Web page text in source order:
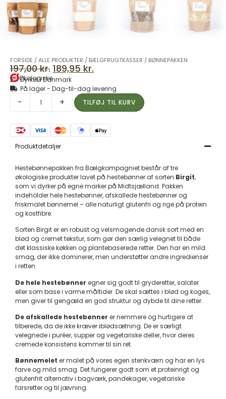
FORSIDE /ALLE PRODUKTER / BÆLGFRUGTKASSER / BØNNEPAKKEN
197,00kr. 189,95 kr.
Økologiske
Dyrket i Danmark
På lager - Dag-til-dag levering
- + TILFØJ TIL KURV
Produktdetaljer
Hestebønnepakken fra Bælgkompagniet består af tre
økologiske produkter lavet på hestebønner af sorten Birgit,
som vi dyrker på egne marker på Midtsjælland. Pakken
indeholder hele hestebønner, afskallede hestebønner og
friskmalet bønnemel – alle naturligt glutenfri og rige på protein
og kostfibre.
Sorten Birgit er en robust og velsmagende dansk sort med en
blød og cremet tekstur, som gør den særlig velegnet til både
det klassiske køkken og plantebaserede retter. Den har en mild
smag, der ikke dominerer, men understøtter andre ingredienser
i retten.
De hele hestebønner egner sig godt til gryderetter, salater
eller som base i varme måltider. De skal sættes i blød og koges,
men giver til gengæld en god struktur og dybde til dine retter.
De afskallede hestebønner er nemmere og hurtigere at
tilberede, da de ikke kræver iblødsætning. De er særligt
velegnede i puréer, supper og vegetariske deller, hvor deres
cremede konsistens kommer til sin ret.
Bønnemelet er malet på vores egen stenkværn og har en lys
farve og mild smag. Det fungerer godt som et proteinrigt og
glutenfrit alternativ i bagværk, pandekager, vegetariske
farsretter og til jævning.